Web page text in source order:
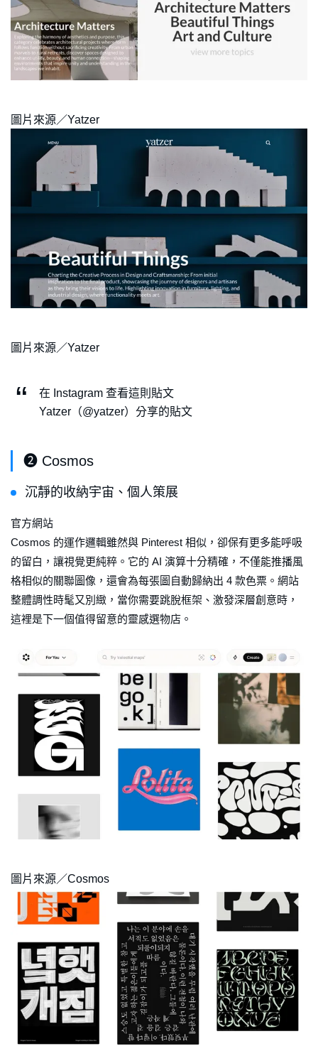
圖片來源／Yatzer
圖片來源／Yatzer
在 Instagram 查看這則貼文
Yatzer（@yatzer）分享的貼文
❷ Cosmos
沉靜的收納宇宙、個人策展
官方網站
Cosmos 的運作邏輯雖然與 Pinterest 相似，卻保有更多能呼吸
的留白，讓視覺更純粹。它的 AI 演算十分精確，不僅能推播風
格相似的關聯圖像，還會為每張圖自動歸納出 4 款色票。網站
整體調性時髦又別緻，當你需要跳脫框架、激發深層創意時，
這裡是下一個值得留意的靈感選物店。
圖片來源／Cosmos